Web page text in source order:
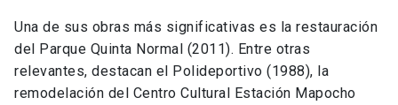
Una de sus obras más significativas es la restauración
del Parque Quinta Normal (2011). Entre otras
relevantes, destacan el Polideportivo (1988), la
remodelación del Centro Cultural Estación Mapocho